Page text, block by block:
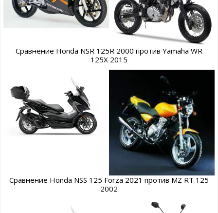
Сравнение Honda NSR 125R 2000 против Yamaha WR
125X 2015
Сравнение Honda NSS 125 Forza 2021 против MZ RT 125
2002